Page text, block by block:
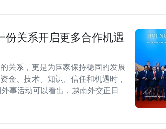
份关系开启更多合作机遇
关系，更是为国家保持稳固的发展
金、技术、知识、信任和机遇时，
事活动可以看出，越南外交正日